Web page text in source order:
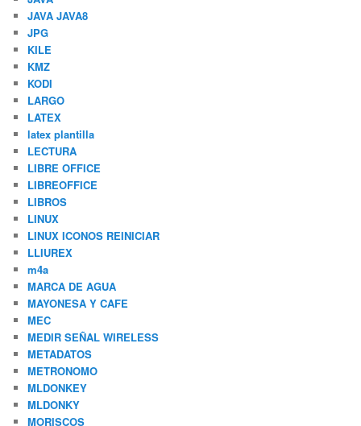
JAVA JAVA8
JPG
KILE
KMZ
KODI
LARGO
LATEX
latex plantilla
LECTURA
LIBRE OFFICE
LIBREOFFICE
LIBROS
LINUX
LINUX ICONOS REINICIAR
LLIUREX
m4a
MARCA DE AGUA
MAYONESA Y CAFE
MEC
MEDIR SEÑAL WIRELESS
METADATOS
METRONOMO
MLDONKEY
MLDONKY
MORISCOS